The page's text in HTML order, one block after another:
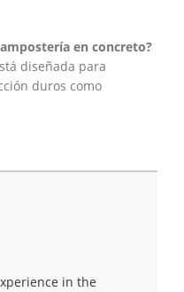
en concreto?
diseñada para
duros como
in the